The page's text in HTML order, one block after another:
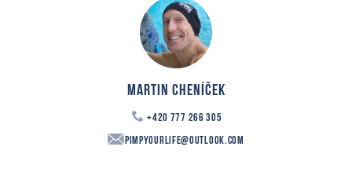
Martin Cheníček
+420 777 266 305
PimpYourLife@outlook.com